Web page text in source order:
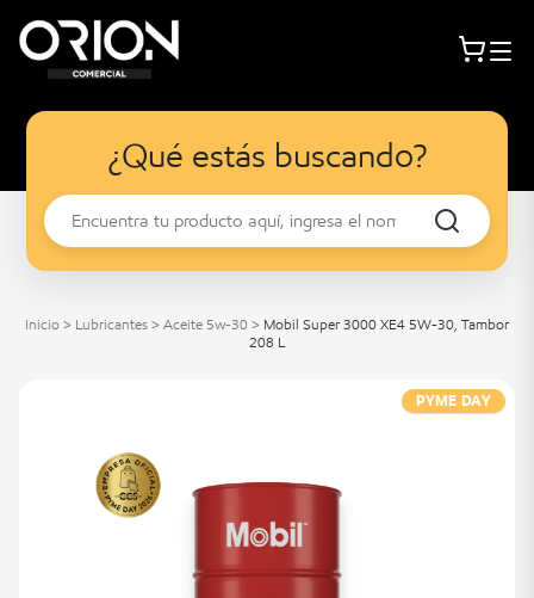
¿Qué estás buscando?
Inicio > Lubricantes > Aceite 5w-30 > Mobil Super 3000 XE4 5W-30, Tambor
208 L
PYME DAY